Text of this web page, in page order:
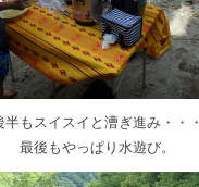
半もスイスイと漕ぎ進み・・・
最後もやっぱり水遊び。